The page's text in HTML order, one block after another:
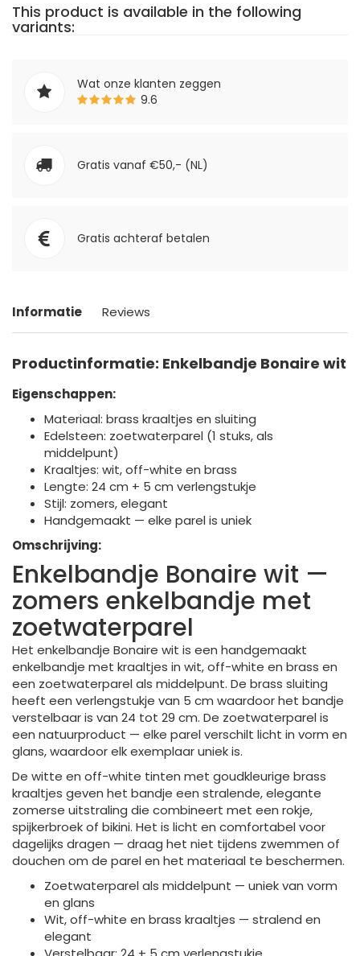
This product is available in the following
variants:
Wat onze klanten zeggen
9.6
Gratis vanaf €50,- (NL)
Gratis achteraf betalen
Informatie Reviews
Productinformatie: Enkelbandje Bonaire wit
Eigenschappen:
Materiaal: brass kraaltjes en sluiting
Edelsteen: zoetwaterparel (1 stuks, als
middelpunt)
Kraaltjes: wit, off-white en brass
Lengte: 24 cm + 5 cm verlengstukje
Stijl: zomers, elegant
Handgemaakt — elke parel is uniek
Omschrijving:
Enkelbandje Bonaire wit —
zomers enkelbandje met
zoetwaterparel
Het enkelbandje Bonaire wit is een handgemaakt
enkelbandje met kraaltjes in wit, off-white en brass en
een zoetwaterparel als middelpunt. De brass sluiting
heeft een verlengstukje van 5 cm waardoor het bandje
verstelbaar is van 24 tot 29 cm. De zoetwaterparel is
een natuurproduct — elke parel verschilt licht in vorm en
glans, waardoor elk exemplaar uniek is.
De witte en off-white tinten met goudkleurige brass
kraaltjes geven het bandje een stralende, elegante
zomerse uitstraling die combineert met een rokje,
spijkerbroek of bikini. Het is licht en comfortabel voor
dagelijks dragen — draag het niet tijdens zwemmen of
douchen om de parel en het materiaal te beschermen.
Zoetwaterparel als middelpunt — uniek van vorm
en glans
Wit, off-white en brass kraaltjes — stralend en
elegant